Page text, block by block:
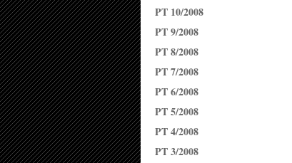
PT 10/2008
PT 9/2008
PT 8/2008
PT 7/2008
PT 6/2008
PT 5/2008
PT 4/2008
PT 3/2008